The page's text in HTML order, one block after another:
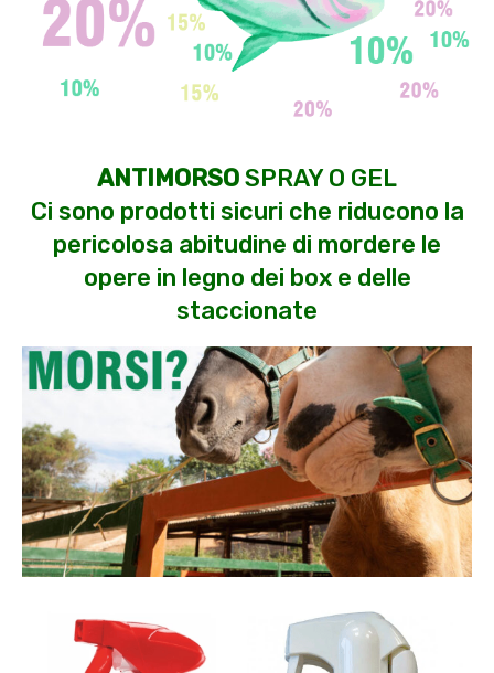
ANTIMORSOSPRAY O GEL
Ci sono prodotti sicuri che riducono la
pericolosa abitudine di mordere le
opere in legno dei box e delle
staccionate